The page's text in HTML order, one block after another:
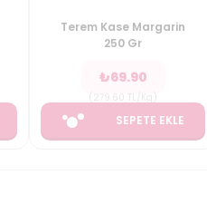
Terem Kase Margarin
250 Gr
₺69.90
SEPETE EKLE